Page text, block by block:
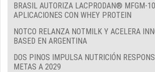
BRASIL AUTORIZA LACPRODAN® MFGM-
APLICACIONES CON WHEY PROTEIN
NOTCO RELANZA NOTMILK Y ACELERA
BASED EN ARGENTINA
DOS PINOS IMPULSA NUTRICIÓN
METAS A 2029